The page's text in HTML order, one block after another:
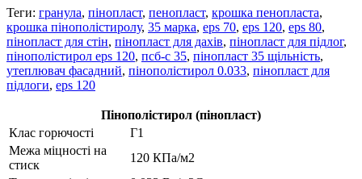
Теги: гранула, пінопласт, пенопласт, крошка пенопласта,
крошка пінополістиролу, 35 марка, eps 70, eps 120, eps 80,
пінопласт для стін, пінопласт для дахів, пінопласт для підлог,
пінополістирол eps 120, псб-с 35, пінопласт 35 щільність,
утеплювач фасадний, пінополістирол 0.033, пінопласт для
підлоги, eps 120
Пінополістирол (пінопласт)
Клас горючості
Г1
Межа міцності на
стиск
120 КПа/м2